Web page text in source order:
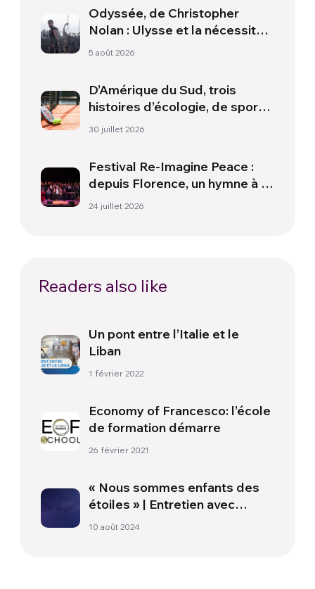
Odyssée, de Christopher
Nolan : Ulysse et la nécessité
d’une nouvelle aube
5 août 2026
D’Amérique du Sud, trois
histoires d’écologie, de sport
et de santé
30 juillet 2026
Festival Re-Imagine Peace :
depuis Florence, un hymne à la
paix
24 juillet 2026
Readers also like
Un pont entre l’Italie et le
Liban
1 février 2022
Economy of Francesco: l’école
de formation démarre
26 février 2021
« Nous sommes enfants des
étoiles » | Entretien avec
Stefano Giovanardi
10 août 2024